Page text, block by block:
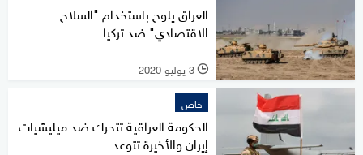
العراق يلوح باستخدام "السلاح
الاقتصادي" ضد تركيا
l 3 يوليو 2020
خاص
الحكومة العراقية تتحرك ضد ميليشيات
إيران والأخيرة تتوعد